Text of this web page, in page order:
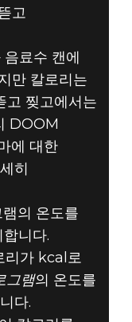
-
고
고
료수 캔에
만 칼로리는
찢고에서는
DOOM
에 대한
히
램의 온도를
니다.
리가 kcal로
그램의 온도를
다.